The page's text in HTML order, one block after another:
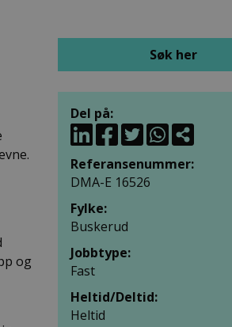
og
Søk her
Del på:
Referansenummer:
DMA-E 16526
Fylke:
Buskerud
Jobbtype:
Fast
Heltid/Deltid:
Heltid